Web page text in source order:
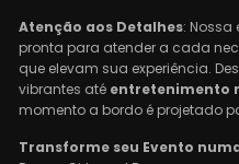
Atenção aos Detalhes:
pronta para atender a cada
que elevam sua experiência.
vibrantes até entretenimento
momento a bordo é projetado
Transforme seu Evento